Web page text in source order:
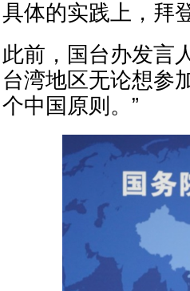
具体的实践上，拜
此前，国台办发言
台湾地区无论想参
个中国原则。”